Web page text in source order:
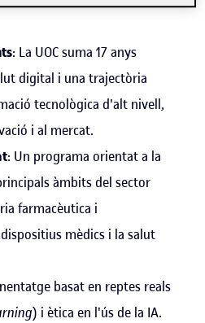
: La UOC suma 17 anys
digital i una trajectòria
tecnològica d'alt nivell,
i al mercat.
: Un programa orientat a la
àmbits del sector
farmacèutica i
mèdics i la salut
basat en reptes reals
) i ètica en l'ús de la IA.